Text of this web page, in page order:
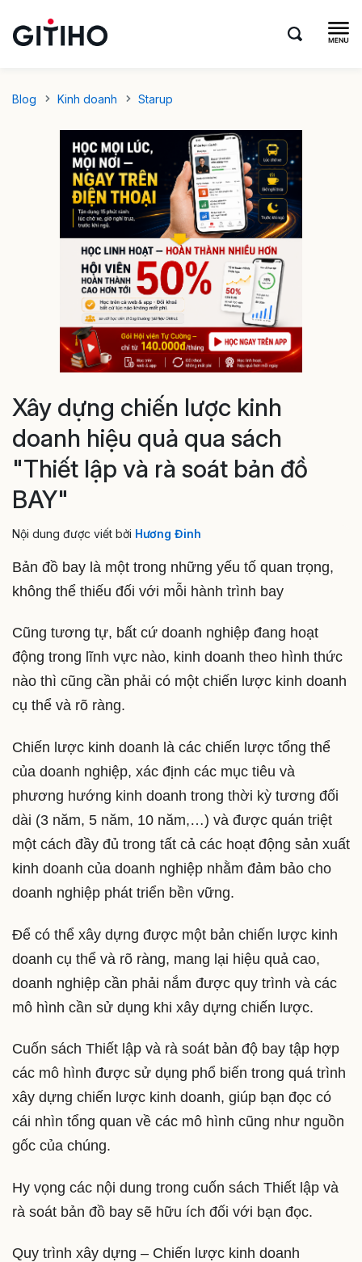
Blog Kinh doanh Starup
Xây dựng chiến lược kinh
doanh hiệu quả qua sách
"Thiết lập và rà soát bản đồ
BAY"
Nội dung được viết bởi Hương Đinh
Bản đồ bay là một trong những yếu tố quan trọng,
không thể thiếu đối với mỗi hành trình bay
Cũng tương tự, bất cứ doanh nghiệp đang hoạt
động trong lĩnh vực nào, kinh doanh theo hình thức
nào thì cũng cần phải có một chiến lược kinh doanh
cụ thể và rõ ràng.
Chiến lược kinh doanh là các chiến lược tổng thể
của doanh nghiệp, xác định các mục tiêu và
phương hướng kinh doanh trong thời kỳ tương đối
dài (3 năm, 5 năm, 10 năm,…) và được quán triệt
một cách đầy đủ trong tất cả các hoạt động sản xuất
kinh doanh của doanh nghiệp nhằm đảm bảo cho
doanh nghiệp phát triển bền vững.
Để có thể xây dựng được một bản chiến lược kinh
doanh cụ thể và rõ ràng, mang lại hiệu quả cao,
doanh nghiệp cần phải nắm được quy trình và các
mô hình cần sử dụng khi xây dựng chiến lược.
Cuốn sách Thiết lập và rà soát bản độ bay tập hợp
các mô hình được sử dụng phổ biến trong quá trình
xây dựng chiến lược kinh doanh, giúp bạn đọc có
cái nhìn tổng quan về các mô hình cũng như nguồn
gốc của chúng.
Hy vọng các nội dung trong cuốn sách Thiết lập và
rà soát bản đồ bay sẽ hữu ích đối với bạn đọc.
Quy trình xây dựng – Chiến lược kinh doanh